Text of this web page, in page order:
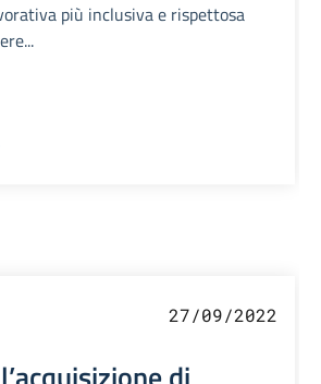
più inclusiva e rispettosa
27/09/2022